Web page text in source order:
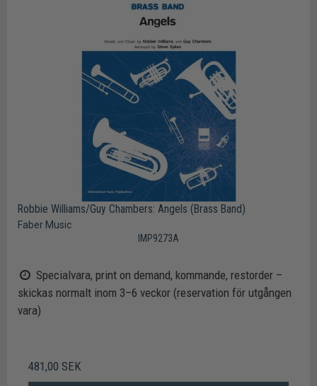
Robbie Williams/Guy Chambers: Angels (Brass Band)
Faber Music
IMP9273A
Specialvara, print on demand, kommande, restorder –
skickas normalt inom 3–6 veckor (reservation för utgången
vara)
481,00 SEK